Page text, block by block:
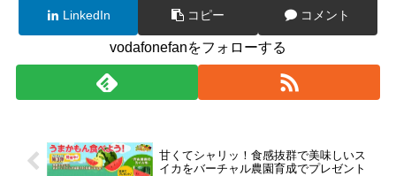
LinkedIn コピー コメント
vodafonefanをフォローする
甘くてシャリッ！食感抜群で美味しいス
イカをバーチャル農園育成でプレゼント